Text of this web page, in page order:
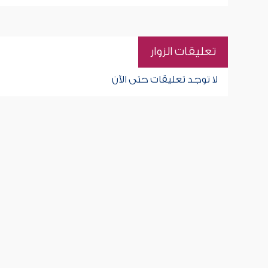
تعليقات الزوار
لا توجد تعليقات حتى الآن